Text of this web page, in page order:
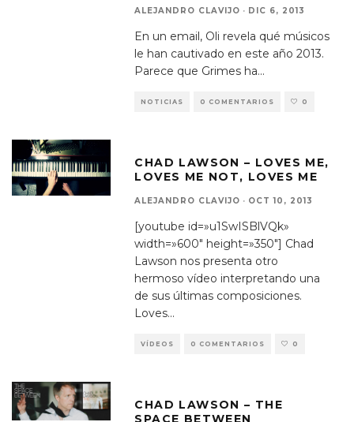
ALEJANDRO CLAVIJO · DIC 6, 2013
En un email, Oli revela qué músicos
le han cautivado en este año 2013.
Parece que Grimes ha...
NOTICIAS 0 COMENTARIOS 0
CHAD LAWSON – LOVES ME,
LOVES ME NOT, LOVES ME
ALEJANDRO CLAVIJO · OCT 10, 2013
[youtube id=»u1SwISBlVQk»
width=»600″ height=»350″] Chad
Lawson nos presenta otro
hermoso vídeo interpretando una
de sus últimas composiciones.
Loves...
VÍDEOS 0 COMENTARIOS 0
CHAD LAWSON – THE
SPACE BETWEEN